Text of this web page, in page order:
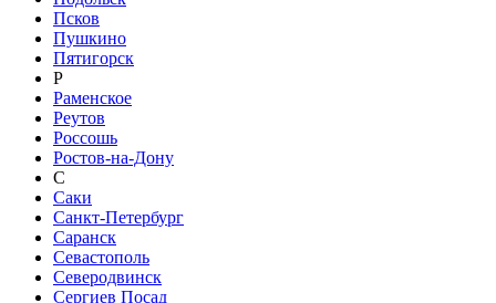
Псков
Пушкино
Пятигорск
Р
Раменское
Реутов
Россошь
Ростов-на-Дону
С
Саки
Санкт-Петербург
Саранск
Севастополь
Северодвинск
Сергиев Посад